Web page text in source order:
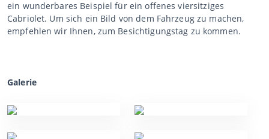
ein wunderbares Beispiel für ein offenes viersitziges
Cabriolet. Um sich ein Bild von dem Fahrzeug zu machen,
empfehlen wir Ihnen, zum Besichtigungstag zu kommen.
Galerie